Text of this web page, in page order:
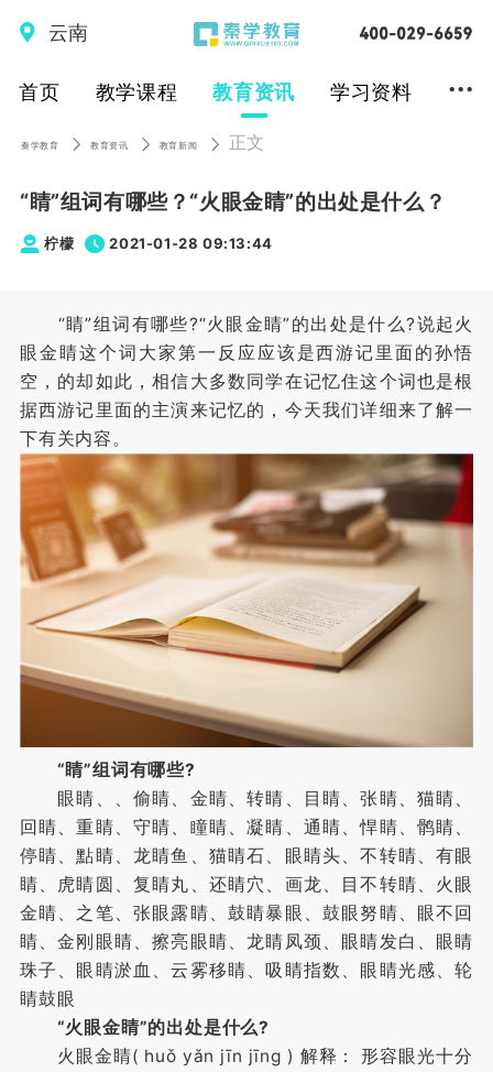
云南
首页 教学课程 教育资讯 学习资料 ...
秦学教育 教育资讯 教育新闻 正文
“睛”组词有哪些？“火眼金睛”的出处是什么？
柠檬 2021-01-28 09:13:44
“睛”组词有哪些?“火眼金睛”的出处是什么?说起火
眼金睛这个词大家第一反应应该是西游记里面的孙悟
空，的却如此，相信大多数同学在记忆住这个词也是根
据西游记里面的主演来记忆的，今天我们详细来了解一
下有关内容。
“睛”组词有哪些?
眼睛、、偷睛、金睛、转睛、目睛、张睛、猫睛、
回睛、重睛、守睛、瞳睛、凝睛、通睛、悍睛、鹘睛、
停睛、點睛、龙睛鱼、猫睛石、眼睛头、不转睛、有眼
睛、虎睛圆、复睛丸、还睛穴、画龙、目不转睛、火眼
金睛、之笔、张眼露睛、鼓睛暴眼、鼓眼努睛、眼不回
睛、金刚眼睛、擦亮眼睛、龙睛凤颈、眼睛发白、眼睛
珠子、眼睛淤血、云雾移睛、吸睛指数、眼睛光感、轮
睛鼓眼
“火眼金睛”的出处是什么?
火眼金睛( huǒ yǎn jīn jīng ) 解释： 形容眼光十分